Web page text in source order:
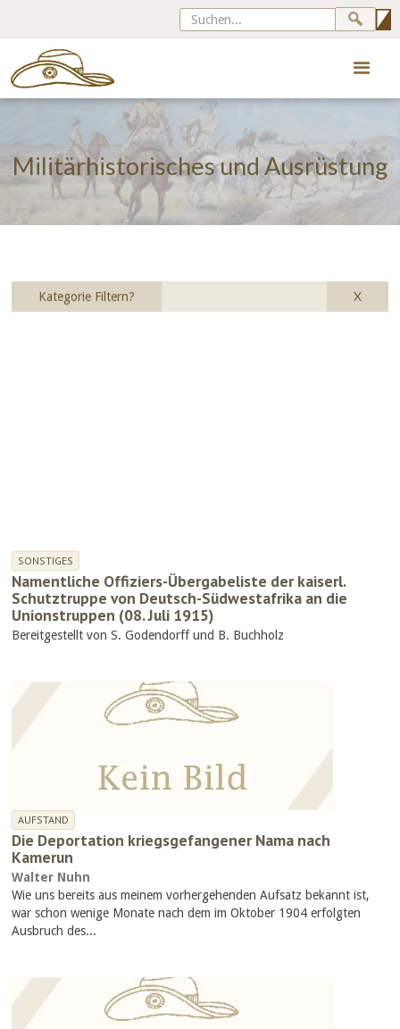
Militärhistorisches und Ausrüstung
Kategorie Filtern? X
SONSTIGES
Namentliche Offiziers-Übergabeliste der kaiserl.
Schutztruppe von Deutsch-Südwestafrika an die
Unionstruppen (08. Juli 1915)
Bereitgestellt von S. Godendorff und B. Buchholz
AUFSTAND
Die Deportation kriegsgefangener Nama nach
Kamerun
Walter Nuhn
Wie uns bereits aus meinem vorhergehenden Aufsatz bekannt ist,
war schon wenige Monate nach dem im Oktober 1904 erfolgten
Ausbruch des...